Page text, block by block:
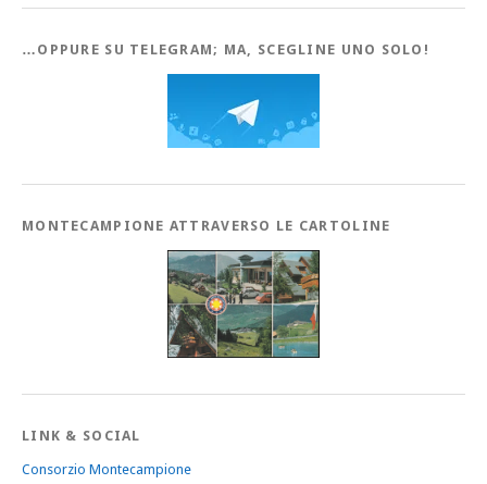
…OPPURE SU TELEGRAM; MA, SCEGLINE UNO SOLO!
MONTECAMPIONE ATTRAVERSO LE CARTOLINE
LINK & SOCIAL
Consorzio Montecampione